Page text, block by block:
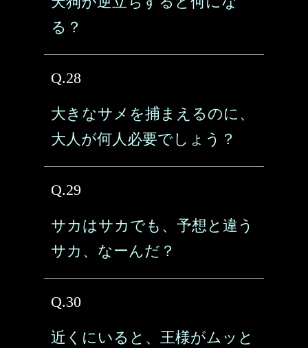
る？
Q.28
大きなサメを捕まえるのに、
大人が何人必要でしょう？
Q.29
サカはサカでも、予想と違う
サカ、なーんだ？
Q.30
近くにいると、王様がムッと